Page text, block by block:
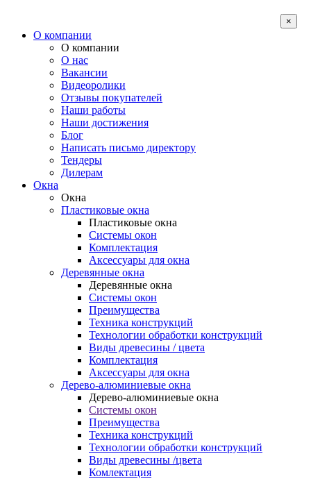
О компании
О компании
О нас
Вакансии
Видеоролики
Отзывы покупателей
Наши работы
Наши достижения
Блог
Написать письмо директору
Тендеры
Дилерам
Окна
Окна
Пластиковые окна
Пластиковые окна
Системы окон
Комплектация
Аксессуары для окна
Деревянные окна
Деревянные окна
Системы окон
Преимущества
Техника конструкций
Технологии обработки конструкций
Виды древесины / цвета
Комплектация
Аксессуары для окна
Дерево-алюминиевые окна
Дерево-алюминиевые окна
Системы окон
Преимущества
Техника конструкций
Технологии обработки конструкций
Виды древесины /цвета
Комлектация
×